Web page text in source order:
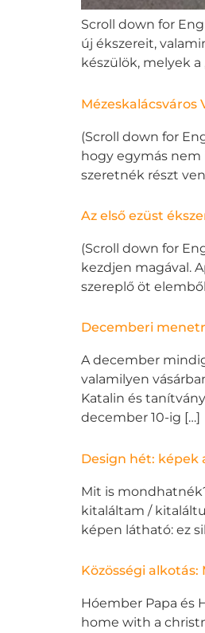
Scroll down for
új ékszereit,
készülök, melyek
(Scroll down for
hogy egymás nem
szeretnék részt
Az első ezüst
(Scroll down for
kezdjen magával.
szereplő öt
Decemberi
A december
valamilyen
Katalin és
december 10-ig […]
Design hét: képek
Mit is
kitaláltam /
képen látható: ez
Közösségi
Hóember Papa és
home with a